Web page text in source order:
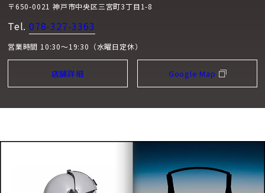
〒650-0021 神戸市中央区三宮町3丁目1-8
Tel. 078-327-3363
営業時間 10:30～19:30（水曜日定休）
店舗詳細 Google Map